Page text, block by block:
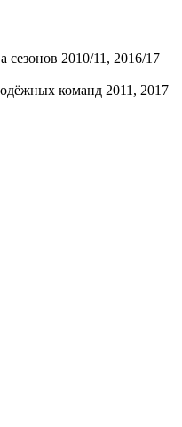
сезонов 2010/11, 2016/17
команд 2011, 2017